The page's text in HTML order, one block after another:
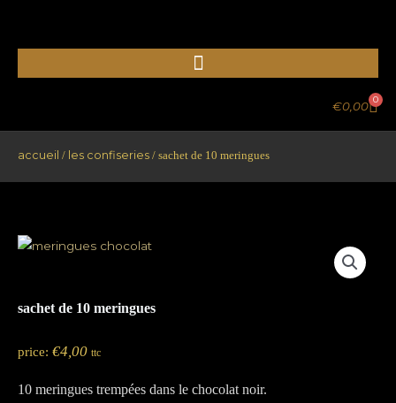
€0,00 0
accueil / les confiseries / sachet de 10 meringues
sachet de 10 meringues
price: €4,00 ttc
10 meringues trempées dans le chocolat noir.